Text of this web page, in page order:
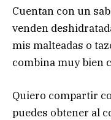
Cuentan con un
venden
mis malteadas o
combina muy bien
Quiero compartir
puedes obtener al